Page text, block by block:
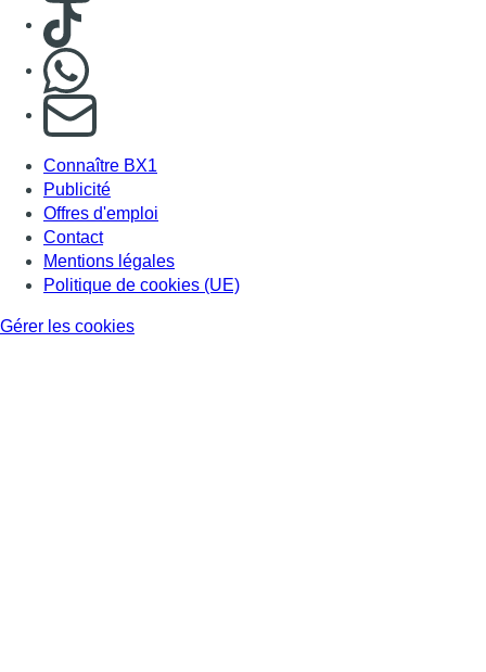
Consulter TikTok
S'abonner à notre newsletter
Connaître BX1
Publicité
Offres d'emploi
Contact
Mentions légales
Politique de cookies (UE)
Gérer les cookies